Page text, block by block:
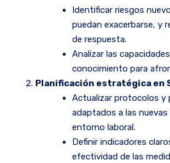
Identificar riesgos
puedan exacerbarse, y
de respuesta.
Analizar las
conocimiento para
Planificación estratégica en
Actualizar protocolos y
adaptados a las nuevas
entorno laboral.
Definir indicadores
efectividad de las